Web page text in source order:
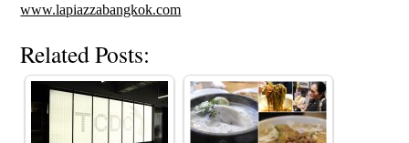
www.lapiazzabangkok.com
Related Posts: